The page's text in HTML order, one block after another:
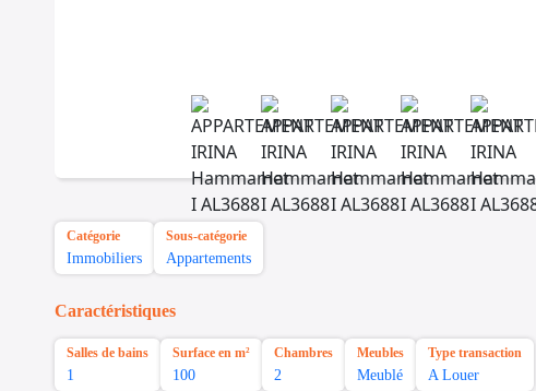
Catégorie
Immobiliers
Sous-catégorie
Appartements
Caractéristiques
Salles de bains
1
Surface en m²
100
Chambres
2
Meubles
Meublé
Type transaction
A Louer